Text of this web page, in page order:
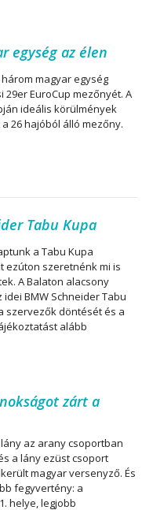
egység az élen
magyar egység
EuroCup mezőnyét. A
ideális körülmények
26 hajóból álló mezőny.
Tabu Kupa
a Tabu Kupa
ezúton szeretnénk mi is
A Balaton alacsony
BMW Schneider Tabu
szervezők döntését és a
alább
zárt a
az arany csoportban
a lány ezüst csoport
magyar versenyző. És
fegyvertény: a
helye, legjobb